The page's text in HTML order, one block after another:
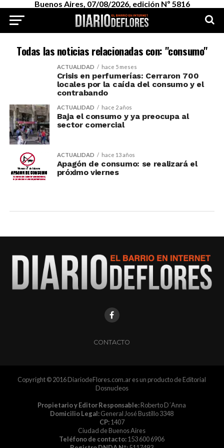
Buenos Aires, 07/08/2026, edición Nº 5816
Todas las noticias relacionadas con: "consumo"
ACTUALIDAD hace 5 meses
Crisis en perfumerías: Cerraron 700
locales por la caída del consumo y el
contrabando
ACTUALIDAD hace 2 años
Baja el consumo y ya preocupa al
sector comercial
ACTUALIDAD hace 13 años
Apagón de consumo: se realizará el
próximo viernes
CONTACTO
Copyright © 2016 DiariodeFlores.com.ar es un producto de Editorial
Dosnucleos
Propietario y Editor Responsable:Roberto D´Anna
Domicilio Legal:General José Bustillo 3348
CP:1407
Ciudad de Buenos Aires
Teléfono de contacto:153 600 6906